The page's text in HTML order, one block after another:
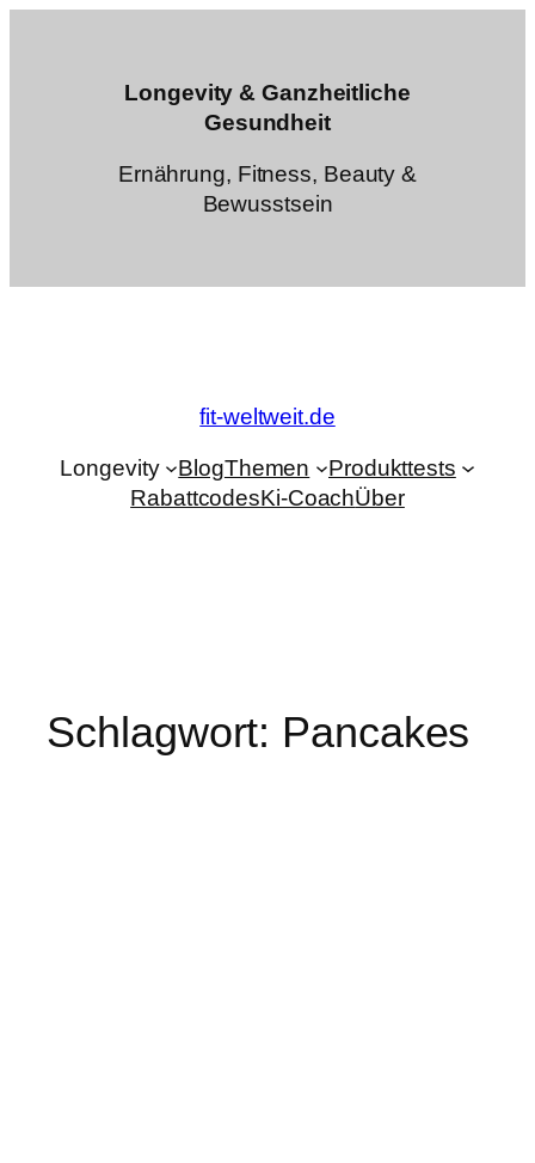
Longevity & Ganzheitliche
Gesundheit
Ernährung, Fitness, Beauty &
Bewusstsein
fit-weltweit.de
Longevity BlogThemen
Produkttests
RabattcodesKi-CoachÜber
Schlagwort: Pancakes